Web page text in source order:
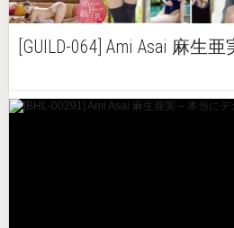
[GUILD-064] Ami Asai 麻生